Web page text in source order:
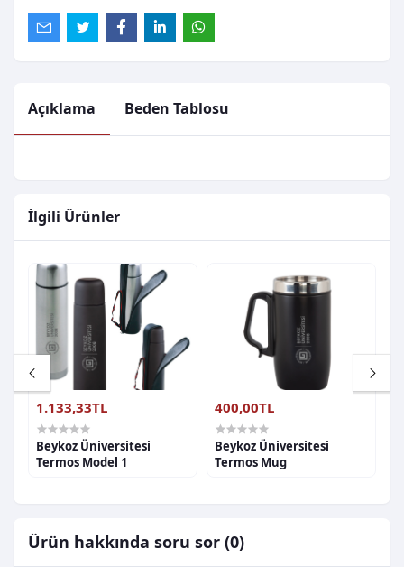
Açıklama Beden Tablosu
İlgili Ürünler
1.133,33TL
Beykoz Üniversitesi
Termos Model 1
400,00TL
Beykoz Üniversitesi
Termos Mug
Ürün hakkında soru sor (0)